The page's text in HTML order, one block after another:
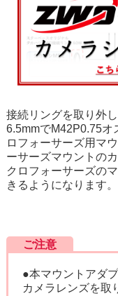
接続リングを取り外
6.5mmでM42P0.75オ
ロフォーサーズ用マ
ーサーズマウントの
クロフォーサーズの
きるようになります。
ご注意
●本マウントアダ
カメラレンズを取